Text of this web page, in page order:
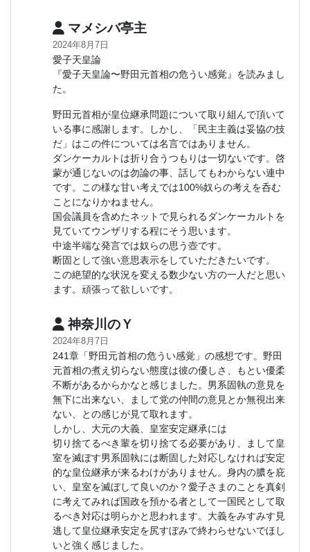
マメシバ亭主
2024年8月7日
愛子天皇論
『愛子天皇論〜野田元首相の危うい感覚』を読みまし
た。
野田元首相が皇位継承問題について取り組んで頂いて
いる事に感謝します。しかし、「民主主義は妥協の技
だ」はこの件については名言ではありません。
ダンケーカルトは折り合うつもりは一切ないです。啓
蒙が通じないのは勿論の事、話してもわからない連中
です。この様な甘い考えでは100%奴らの考えを呑む
ことになりかねません。
国会議員を含めたネットで見られるダンケーカルトを
見ていてウンザリする程にそう思います。
中途半端な発言では奴らの思う壺です。
断固として強い意思表示をしていただきたいです。
この絶望的な状況を変える数少ない方の一人だと思い
ます。頑張って欲しいです。
神奈川のＹ
2024年8月7日
241章「野田元首相の危うい感覚」の感想です。野田
元首相の煮え切らない態度は彼の優しさ、もとい優柔
不断があるからかなと感じました。男系固執の意見を
無下に出来ない、まして党の仲間の意見とか無視出来
ない、との感じが見て取れます。
しかし、大元の大義、皇室安定継承には
切り捨てるべき輩を切り捨てる必要があり、まして皇
室を滅ぼす男系固執には断固した対応しなければ安定
的な皇位継承が来るわけがありません。身内の膿を庇
い、皇室を滅ぼして良いのか？愛子さまのことを真剣
に考えてみれば国政を預かる者として一国民として取
るべき対応は明らかと思われます。大義をみすみす見
逃して皇位継承安定を尻すぼみで終わらせないでほし
いと強く感じました。